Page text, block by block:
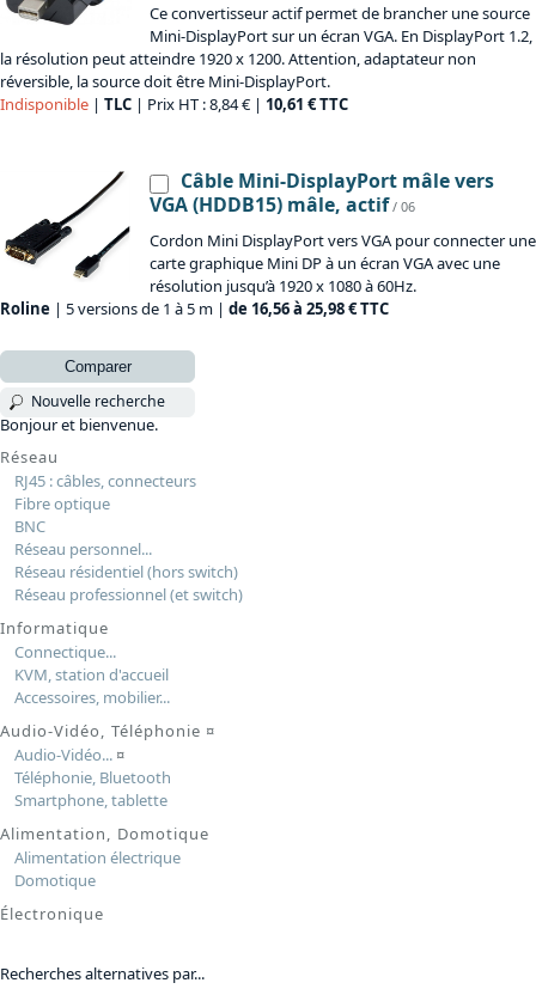
Ce convertisseur actif permet de brancher une source
Mini-DisplayPort sur un écran VGA. En DisplayPort 1.2,
la résolution peut atteindre 1920 x 1200. Attention, adaptateur non
réversible, la source doit être Mini-DisplayPort.
Indisponible | TLC | Prix HT : 8,84 € | 10,61 € TTC
Câble Mini-DisplayPort mâle vers
VGA (HDDB15) mâle, actif / 06
Cordon Mini DisplayPort vers VGA pour connecter une
carte graphique Mini DP à un écran VGA avec une
résolution jusqu’à 1920 x 1080 à 60Hz.
Roline | 5 versions de 1 à 5 m | de 16,56 à 25,98 € TTC
Comparer
Nouvelle recherche
Bonjour et bienvenue.
Réseau
RJ45 : câbles, connecteurs
Fibre optique
BNC
Réseau personnel...
Réseau résidentiel (hors switch)
Réseau professionnel (et switch)
Informatique
Connectique...
KVM, station d'accueil
Accessoires, mobilier...
Audio-Vidéo, Téléphonie ¤
Audio-Vidéo...¤
Téléphonie, Bluetooth
Smartphone, tablette
Alimentation, Domotique
Alimentation électrique
Domotique
Électronique
Recherches alternatives par...